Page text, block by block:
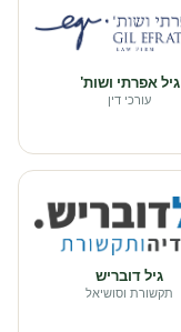
גיל אפרתי ושות'
עורכי דין
גיל דובריש
תקשורת וסושיאל